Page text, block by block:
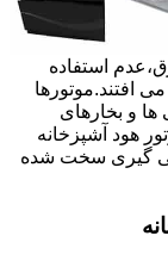
استفاده
افتند.موتورها
ها و بخارهای
هود آشپزخانه
گیری سخت شده